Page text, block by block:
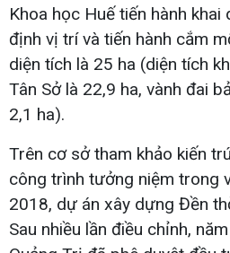
Khoa học Huế tiến hành
định vị trí và tiến hành cắm
diện tích là 25 ha (diện tích
Tân Sở là 22,9 ha, vành đai
2,1 ha).
Trên cơ sở tham khảo kiến
công trình tưởng niệm trong
2018, dự án xây dựng Đền
Sau nhiều lần điều chỉnh,